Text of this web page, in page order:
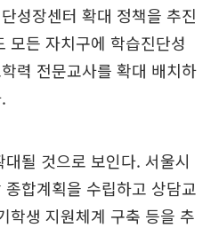
성장센터 확대 정책을 추진
모든 자치구에 학습진단성
력 전문교사를 확대 배치하
될 것으로 보인다. 서울시
합계획을 수립하고 상담교
학생 지원체계 구축 등을 추